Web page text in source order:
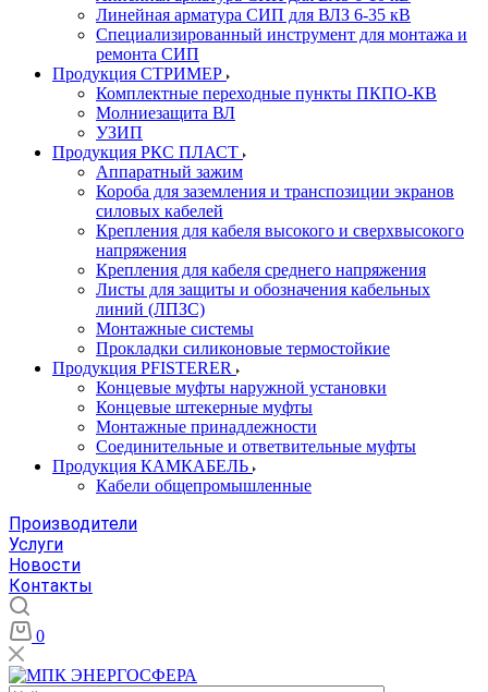
Линейная арматура СИП для ВЛЗ 6-35 кВ
Специализированный инструмент для монтажа и
ремонта СИП
Продукция СТРИМЕР
Комплектные переходные пункты ПКПО-КВ
Молниезащита ВЛ
УЗИП
Продукция РКС ПЛАСТ
Аппаратный зажим
Короба для заземления и транспозиции экранов
силовых кабелей
Крепления для кабеля высокого и сверхвысокого
напряжения
Крепления для кабеля среднего напряжения
Листы для защиты и обозначения кабельных
линий (ЛПЗС)
Монтажные системы
Прокладки силиконовые термостойкие
Продукция PFISTERER
Концевые муфты наружной установки
Концевые штекерные муфты
Монтажные принадлежности
Соединительные и ответвительные муфты
Продукция КАМКАБЕЛЬ
Кабели общепромышленные
Производители
Услуги
Новости
Контакты
0